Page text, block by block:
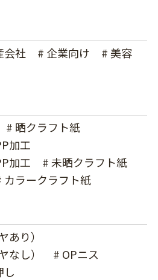
会社 # 企業向け
# 美容
# 晒クラフト紙
加工
加工
# 未晒クラフト紙
カラークラフト紙
あり）
なし）
# OPニス
し